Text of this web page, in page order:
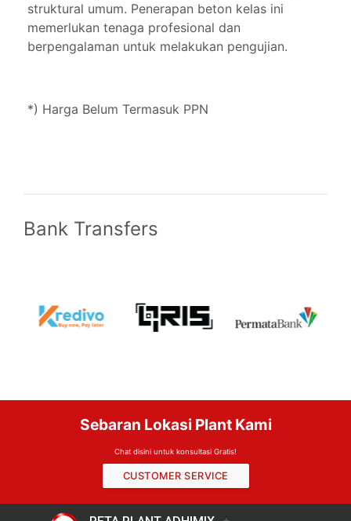
struktural umum. Penerapan beton kelas ini
memerlukan tenaga profesional dan
berpengalaman untuk melakukan pengujian.
*) Harga Belum Termasuk PPN
Bank Transfers
Sebaran Lokasi Plant Kami
Chat disini untuk konsultasi Gratis!
CUSTOMER SERVICE